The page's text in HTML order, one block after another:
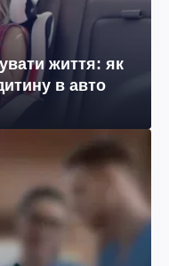
життя: як
в авто